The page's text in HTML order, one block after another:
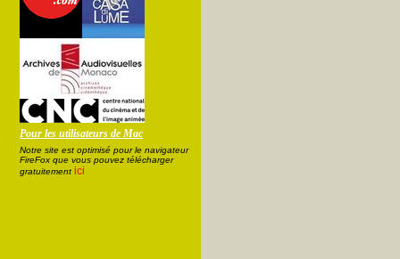
Pour les utilisateurs de Mac
Notre site est optimisé pour le navigateur
FireFox que vous pouvez télécharger
gratuitement ici